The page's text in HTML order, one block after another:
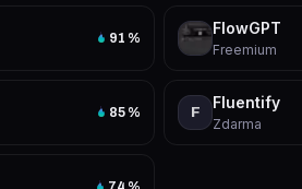
91 %
FlowGPT
Freemium
85 % F
Fluentify
Zdarma